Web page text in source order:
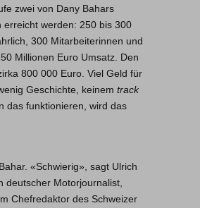
zwei von Dany Bahars
erreicht werden: 250 bis 300
300 Mitarbeiterinnen und
Millionen Euro Umsatz. Den
800 000 Euro. Viel Geld für
Geschichte, keinem track
das funktionieren, wird das
«Schwierig», sagt Ulrich
deutscher Motorjournalist,
Chefredaktor des Schweizer